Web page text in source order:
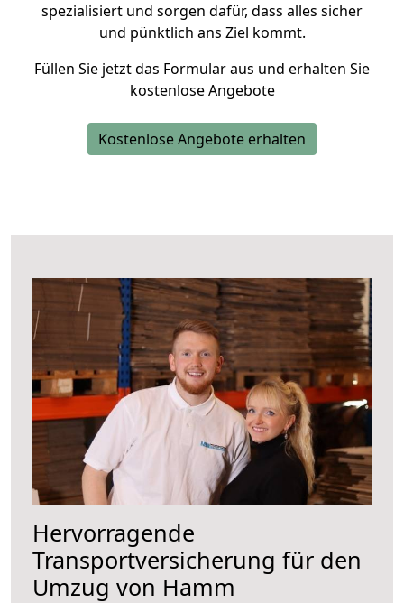
spezialisiert und sorgen dafür, dass alles sicher
und pünktlich ans Ziel kommt.
Füllen Sie jetzt das Formular aus und erhalten Sie
kostenlose Angebote
Kostenlose Angebote erhalten
Hervorragende
Transportversicherung für den
Umzug von Hamm